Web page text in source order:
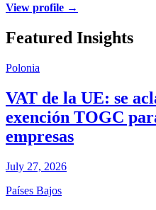
View profile →
Featured Insights
Polonia
VAT de la UE: se
exención TOGC
empresas
July 27, 2026
Países Bajos